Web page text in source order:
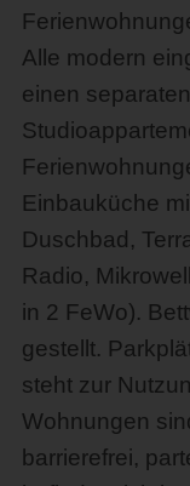
Alle modern
einen
Einbauküche
Duschbad,
Radio,
in 2 FeWo).
gestellt.
steht zur
Wohnungen
barrierefrei,